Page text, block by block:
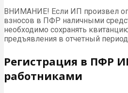
ВНИМАНИЕ! Если ИП произвел
взносов в ПФР наличными
необходимо сохранять
предъявления в отчетный период
Регистрация в ПФР
работниками